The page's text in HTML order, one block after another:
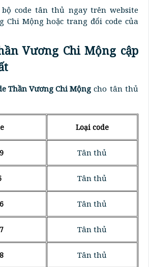
code tân thủ ngay trên website
Chi Mộng hoặc trang đổi code của
Vương Chi Mộng cập
Thần Vương Chi Mộng cho tân thủ
Loại code
Tân thủ
Tân thủ
Tân thủ
Tân thủ
Tân thủ